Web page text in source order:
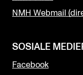
NMH Webmail
SOSIALE
Facebook